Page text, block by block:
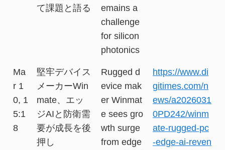
て課題と語る
emains a
challenge
for silicon
photonics
Ma
r 1
0, 1
5:1
8
堅牢デバイス
メーカーWin
mate、エッ
ジAIと防衛需
要が成長を後
押し
Rugged d
evice mak
er Winmat
e sees gro
wth surge
from edge
https://www.di
gitimes.com/n
ews/a2026031
0PD242/winm
ate-rugged-pc
-edge-ai-reven